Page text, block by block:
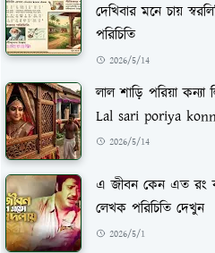
দেখিবার মনে চায়
পরিচিতি
2026/5/14
লাল শাড়ি পরিয়া কন্যা
Lal sari poriya
2026/5/14
এ জীবন কেন এত রং
লেখক পরিচিতি দেখুন
2026/5/1